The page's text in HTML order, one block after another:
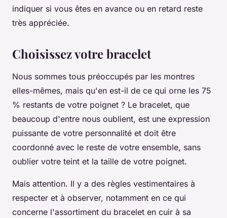
indiquer si vous êtes en avance ou en retard reste
très appréciée.
Choisissez votre bracelet
Nous sommes tous préoccupés par les montres
elles-mêmes, mais qu'en est-il de ce qui orne les 75
% restants de votre poignet ? Le bracelet, que
beaucoup d'entre nous oublient, est une expression
puissante de votre personnalité et doit être
coordonné avec le reste de votre ensemble, sans
oublier votre teint et la taille de votre poignet.
Mais attention. Il y a des règles vestimentaires à
respecter et à observer, notamment en ce qui
concerne l'assortiment du bracelet en cuir à sa